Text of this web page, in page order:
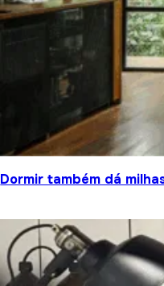
Dormir também dá